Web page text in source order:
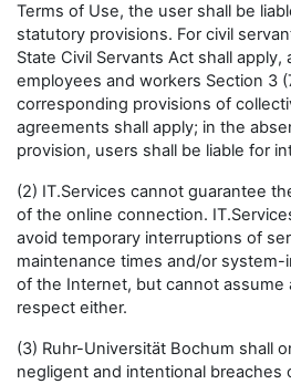
Terms of Use, the user shall be
statutory provisions. For civil
State Civil Servants Act shall apply,
employees and workers Section 3
corresponding provisions of
agreements shall apply; in the
provision, users shall be liable for
(2) IT.Services cannot guarantee
of the online connection.
avoid temporary interruptions of
maintenance times and/or
of the Internet, but cannot assume
respect either.
(3) Ruhr-Universität Bochum shall
negligent and intentional breaches